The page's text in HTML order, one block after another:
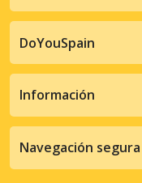
DoYouSpain
Información
Navegación segura